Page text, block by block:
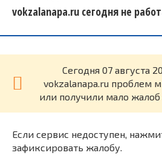
vokzalanapa.ru сегодня не
Cегодня 07 августа
vokzalanapa.ru проблем
или получили мало жалоб
Если сервис недоступен,
зафиксировать жалобу.